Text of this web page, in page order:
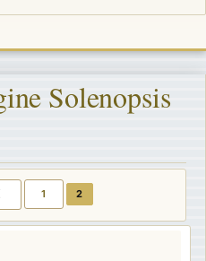
Solenopsis
PRECEDENTE
1 2